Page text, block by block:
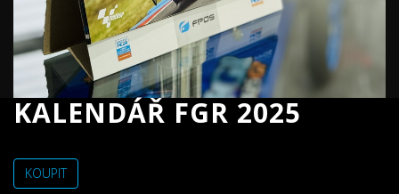
KALENDÁŘ FGR 2025
KOUPIT